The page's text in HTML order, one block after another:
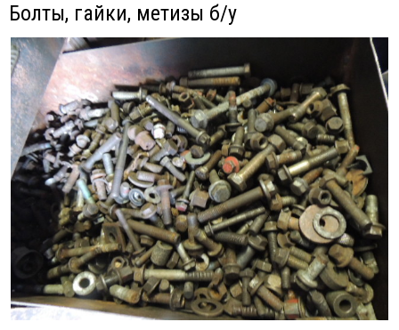
Болты, гайки, метизы б/у